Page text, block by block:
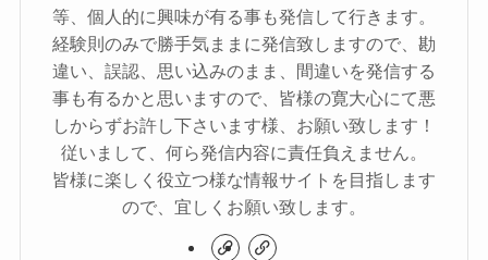
等、個人的に興味が有る事も発信して行きます。
経験則のみで勝手気ままに発信致しますので、勘
違い、誤認、思い込みのまま、間違いを発信する
事も有るかと思いますので、皆様の寛大心にて悪
しからずお許し下さいます様、お願い致します！
従いまして、何ら発信内容に責任負えません。
皆様に楽しく役立つ様な情報サイトを目指します
ので、宜しくお願い致します。